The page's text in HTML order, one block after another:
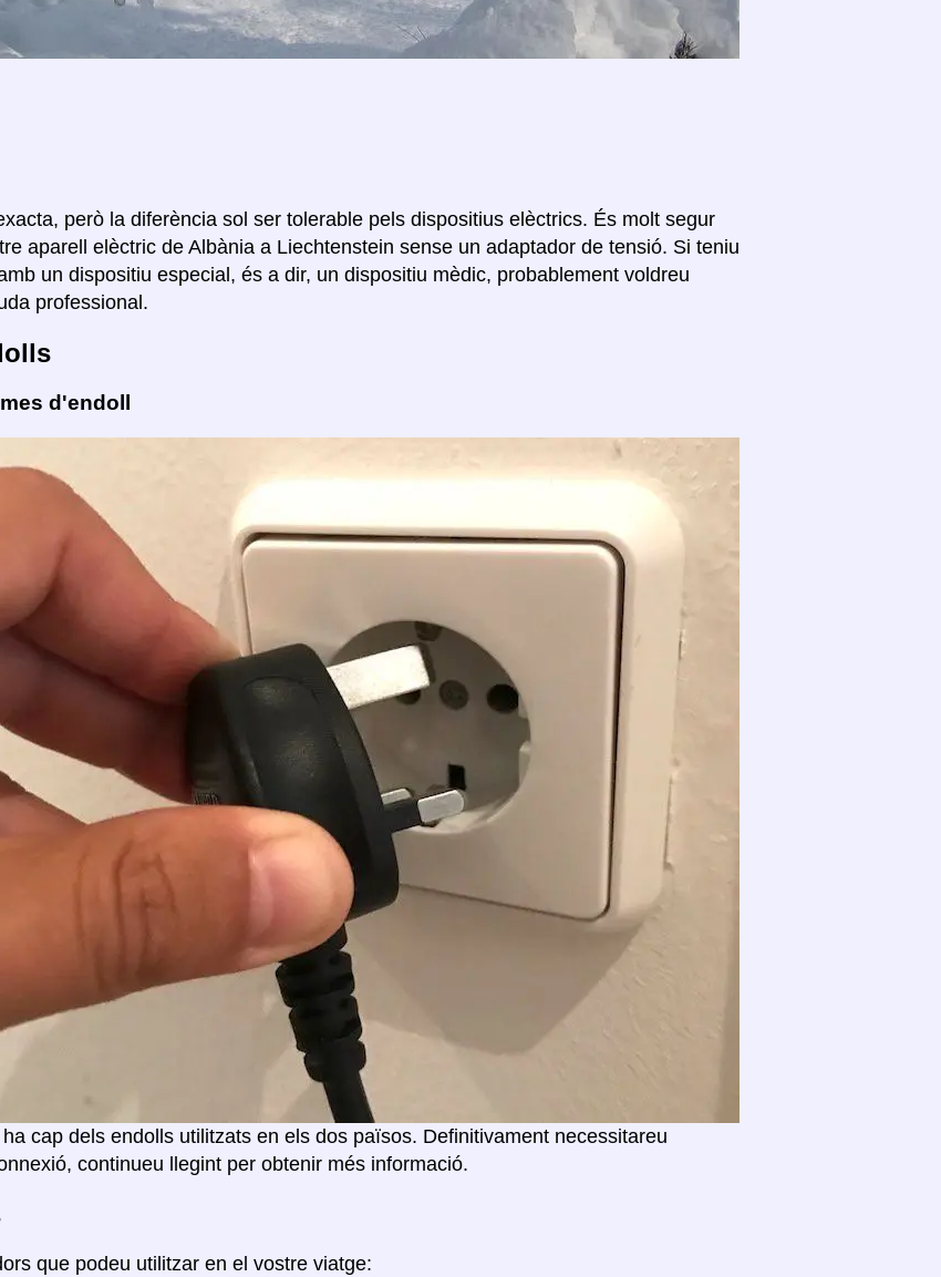
però la diferència sol ser tolerable pels dispositius elèctrics. És molt segur
aparell elèctric de Albània a Liechtenstein sense un adaptador de tensió. Si teniu
un dispositiu especial, és a dir, un dispositiu mèdic, probablement voldreu
professional.
d'endoll
cap dels endolls utilitzats en els dos països. Definitivament necessitareu
continueu llegint per obtenir més informació.
que podeu utilitzar en el vostre viatge: